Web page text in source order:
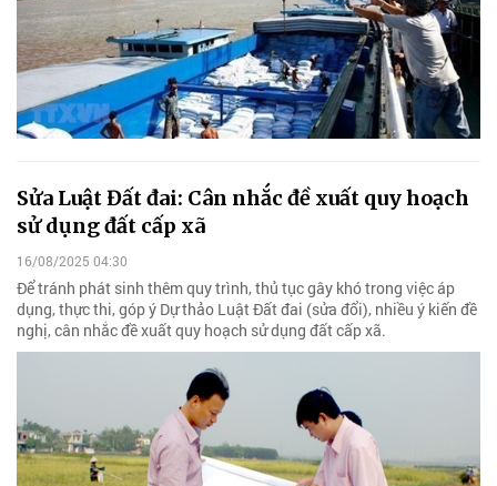
Sửa Luật Đất đai: Cân nhắc đề xuất quy hoạch
sử dụng đất cấp xã
16/08/2025 04:30
Để tránh phát sinh thêm quy trình, thủ tục gây khó trong việc áp
dụng, thực thi, góp ý Dự thảo Luật Đất đai (sửa đổi), nhiều ý kiến đề
nghị, cân nhắc đề xuất quy hoạch sử dụng đất cấp xã.